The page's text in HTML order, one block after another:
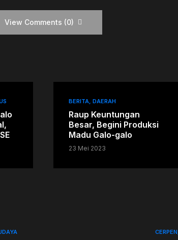
View Comments (0)
BERITA DAERAH
Raup Keuntungan
Besar, Begini Produksi
Madu Galo-galo
23 Mei 2023
CERPEN